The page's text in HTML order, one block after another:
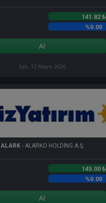
141.82 ₺
%0.00
Al
Salı, 12 Mayıs 2026
ALARK- ALARKO HOLDİNG A.Ş.
145.00 ₺
%0.00
Al